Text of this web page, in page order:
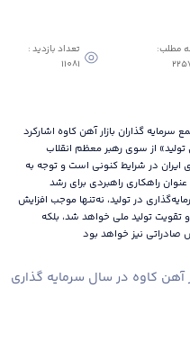
مطلب:
تعداد بازدید :
11081
گذاران بازار آهن کاوه اشارکرد
برای تولید» از سوی رهبر معظم انقلاب
ایران در شرایط کنونی است و توجه به
راهکاری راهبردی برای رشد
در تولید، نه‌تنها موجب افزایش
تولید ملی خواهد شد، بلکه
صادراتی نیز خواهد بود
آهن کاوه در سال سرمایه گذاری